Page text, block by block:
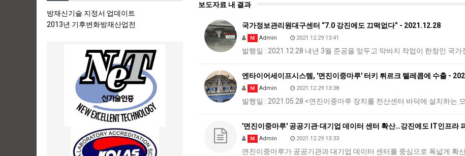
보도자료 내 결과
국가정보관리원대구센터 “7.0 강진에도 끄떡없다” - 2021.12.28
M Admin 2021.12.29 13:41
발행일 : 2021.12.28 내년 3월 준공을 앞두고 막바지 작업이 한창인 국
엔타이어세이프시스템, '면진이중마루' 터키 튀르크 텔레콤에 수출 -
M Admin 2021.12.29 13:38
발행일 : 2021.05.28 <면진이중마루 장치를 전산센터 바닥에 설치하는
'면진이중마루' 공공기관·대기업 데이터 센터 확산…강진에도 IT인프라
M Admin 2021.12.29 13:33
면진이중마루가 공공기관과 대기업 데이터 센터를 중심으로 폭넓게 확
방재신기술 지정서 업데이트
2013년 기후변화방재산업전